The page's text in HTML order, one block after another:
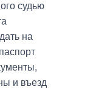
судью
на
и въезд